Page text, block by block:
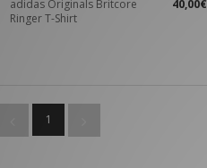
adidas Originals Britcore
Ringer T-Shirt
40,00€
1